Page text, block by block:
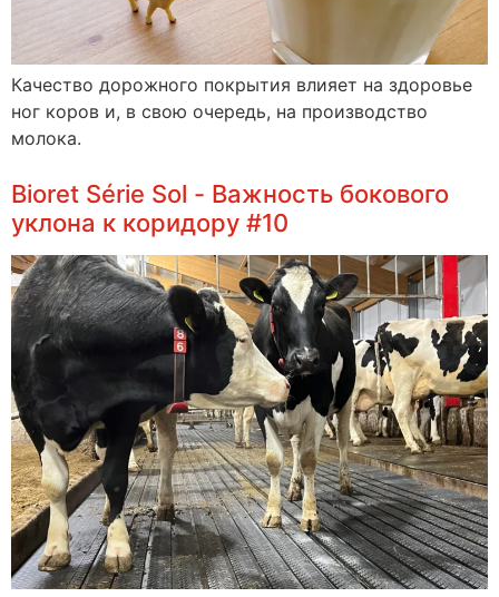
Качество дорожного покрытия влияет на здоровье
ног коров и, в свою очередь, на производство
молока.
Bioret Série Sol - Важность бокового
уклона к коридору #10